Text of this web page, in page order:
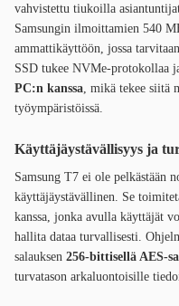
vahvistettu tiukoilla
Samsungin ilmoittamien 540
ammattikäyttöön, jossa
SSD tukee NVMe-protokollaa
PC:n kanssa , mikä tekee siitä
työympäristöissä.
Käyttäjäystävällisyys ja
Samsung T7 ei ole pelkästään
käyttäjäystävällinen. Se
kanssa, jonka avulla käyttäjät
hallita dataa turvallisesti.
salauksen 256-bittisellä AES-
turvatason arkaluontoisille